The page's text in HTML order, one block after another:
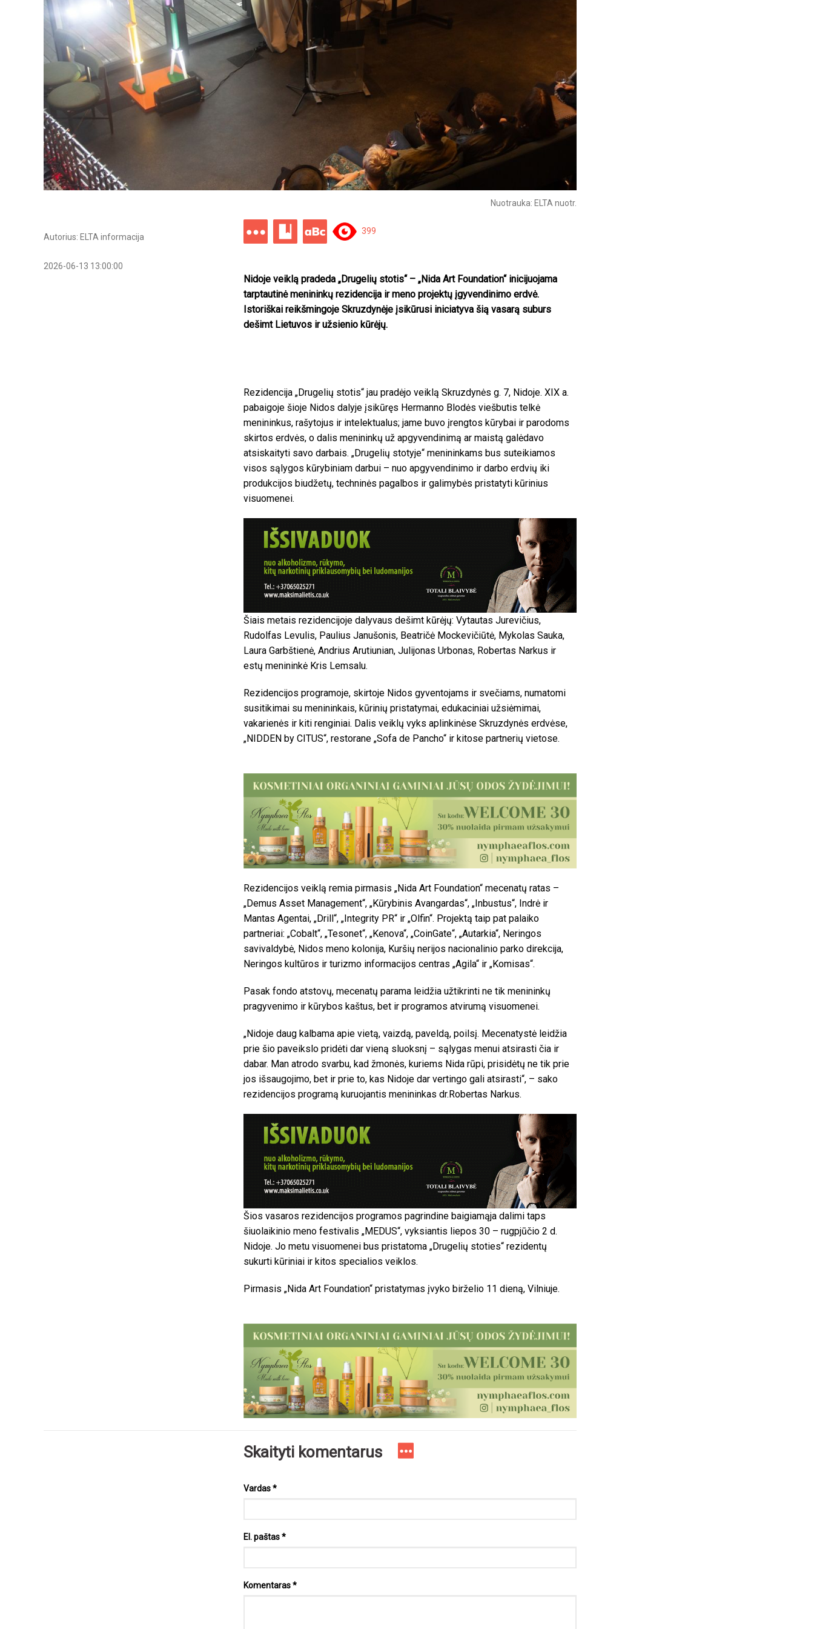
Nuotrauka: ELTA nuotr.
Autorius: ELTA informacija
399
2026-06-13 13:00:00
Nidoje veiklą pradeda „Drugelių stotis“ – „Nida Art Foundation“ inicijuojama
tarptautinė menininkų rezidencija ir meno projektų įgyvendinimo erdvė.
Istoriškai reikšmingoje Skruzdynėje įsikūrusi iniciatyva šią vasarą suburs
dešimt Lietuvos ir užsienio kūrėjų.
Rezidencija „Drugelių stotis“ jau pradėjo veiklą Skruzdynės g. 7, Nidoje. XIX a.
pabaigoje šioje Nidos dalyje įsikūręs Hermanno Blodės viešbutis telkė
menininkus, rašytojus ir intelektualus; jame buvo įrengtos kūrybai ir parodoms
skirtos erdvės, o dalis menininkų už apgyvendinimą ar maistą galėdavo
atsiskaityti savo darbais. „Drugelių stotyje“ menininkams bus suteikiamos
visos sąlygos kūrybiniam darbui – nuo apgyvendinimo ir darbo erdvių iki
produkcijos biudžetų, techninės pagalbos ir galimybės pristatyti kūrinius
visuomenei.
Šiais metais rezidencijoje dalyvaus dešimt kūrėjų: Vytautas Jurevičius,
Rudolfas Levulis, Paulius Janušonis, Beatričė Mockevičiūtė, Mykolas Sauka,
Laura Garbštienė, Andrius Arutiunian, Julijonas Urbonas, Robertas Narkus ir
estų menininkė Kris Lemsalu.
Rezidencijos programoje, skirtoje Nidos gyventojams ir svečiams, numatomi
susitikimai su menininkais, kūrinių pristatymai, edukaciniai užsiėmimai,
vakarienės ir kiti renginiai. Dalis veiklų vyks aplinkinėse Skruzdynės erdvėse,
„NIDDEN by CITUS“, restorane „Sofa de Pancho“ ir kitose partnerių vietose.
Rezidencijos veiklą remia pirmasis „Nida Art Foundation“ mecenatų ratas –
„Demus Asset Management“, „Kūrybinis Avangardas“, „Inbustus“, Indrė ir
Mantas Agentai, „Drill“, „Integrity PR“ ir „Olfin“. Projektą taip pat palaiko
partneriai: „Cobalt“, „Tesonet“, „Kenova“, „CoinGate“, „Autarkia“, Neringos
savivaldybė, Nidos meno kolonija, Kuršių nerijos nacionalinio parko direkcija,
Neringos kultūros ir turizmo informacijos centras „Agila“ ir „Komisas“.
Pasak fondo atstovų, mecenatų parama leidžia užtikrinti ne tik menininkų
pragyvenimo ir kūrybos kaštus, bet ir programos atvirumą visuomenei.
„Nidoje daug kalbama apie vietą, vaizdą, paveldą, poilsį. Mecenatystė leidžia
prie šio paveikslo pridėti dar vieną sluoksnį – sąlygas menui atsirasti čia ir
dabar. Man atrodo svarbu, kad žmonės, kuriems Nida rūpi, prisidėtų ne tik prie
jos išsaugojimo, bet ir prie to, kas Nidoje dar vertingo gali atsirasti“, – sako
rezidencijos programą kuruojantis menininkas dr.Robertas Narkus.
Šios vasaros rezidencijos programos pagrindine baigiamąja dalimi taps
šiuolaikinio meno festivalis „MEDUS“, vyksiantis liepos 30 – rugpjūčio 2 d.
Nidoje. Jo metu visuomenei bus pristatoma „Drugelių stoties“ rezidentų
sukurti kūriniai ir kitos specialios veiklos.
Pirmasis „Nida Art Foundation“ pristatymas įvyko birželio 11 dieną, Vilniuje.
Skaityti komentarus
Vardas*
El. paštas*
Komentaras*